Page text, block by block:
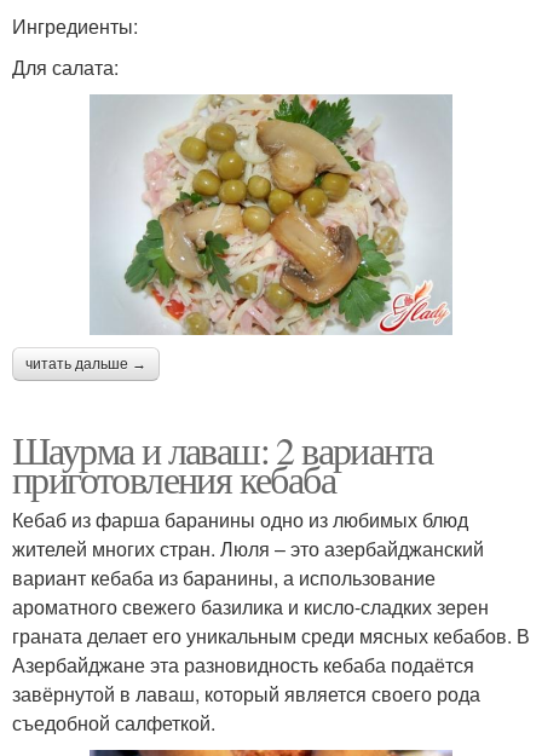
Ингредиенты:
Для салата:
читать дальше →
Шаурма и лаваш: 2 варианта
приготовления кебаба
Кебаб из фарша баранины одно из любимых блюд
жителей многих стран. Люля – это азербайджанский
вариант кебаба из баранины, а использование
ароматного свежего базилика и кисло-сладких зерен
граната делает его уникальным среди мясных кебабов. В
Азербайджане эта разновидность кебаба подаётся
завёрнутой в лаваш, который является своего рода
съедобной салфеткой.